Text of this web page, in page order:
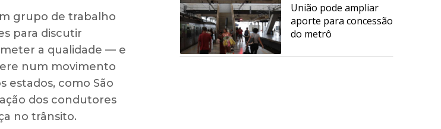
grupo de trabalho
para discutir
a qualidade — e
num movimento
estados, como São
dos condutores
no trânsito.
União pode ampliar
aporte para concessão
do metrô